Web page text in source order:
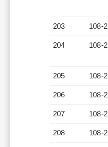
203 108-2
204 108-2
205 108-2
206 108-2
207 108-2
208 108-2